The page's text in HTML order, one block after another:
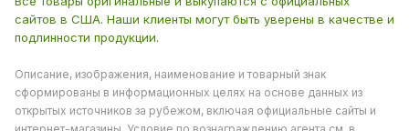
сайтов в США. Наши клиенты могут быть уверены в качестве и
подлинности продукции.
Описание, изображения, наименование и товарный знак
сформированы в информационных целях на основе данных из
открытых источников за рубежом, включая официальные сайты и